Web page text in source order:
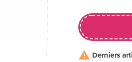
 Derniers